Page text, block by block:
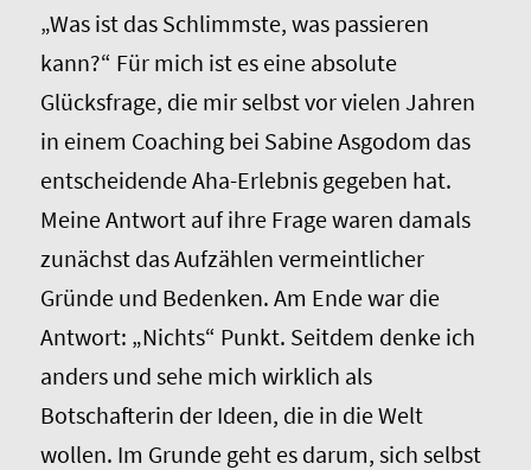
„Was ist das Schlimmste, was passieren
kann?“ Für mich ist es eine absolute
Glücksfrage, die mir selbst vor vielen Jahren
in einem Coaching bei Sabine Asgodom das
entscheidende Aha-Erlebnis gegeben hat.
Meine Antwort auf ihre Frage waren damals
zunächst das Aufzählen vermeintlicher
Gründe und Bedenken. Am Ende war die
Antwort: „Nichts“ Punkt. Seitdem denke ich
anders und sehe mich wirklich als
Botschafterin der Ideen, die in die Welt
wollen. Im Grunde geht es darum, sich selbst